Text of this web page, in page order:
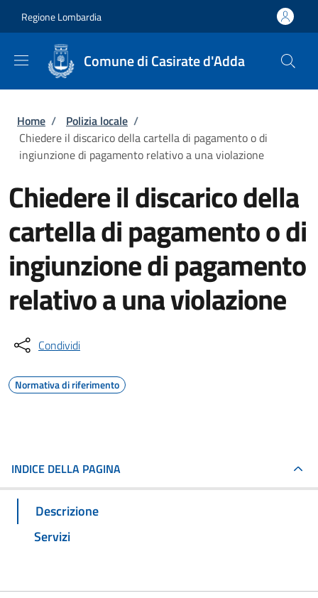
Regione Lombardia
Comune di Casirate d'Adda
Briciole di pane
Home / Polizia locale /
Chiedere il discarico della cartella di pagamento o di
ingiunzione di pagamento relativo a una violazione
Chiedere il discarico della
cartella di pagamento o di
ingiunzione di pagamento
relativo a una violazione
Condividi
Normativa di riferimento
INDICE DELLA PAGINA
Descrizione
Servizi